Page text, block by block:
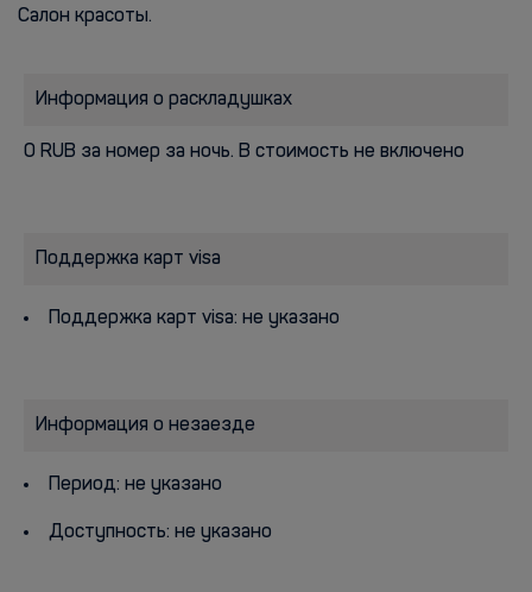
Салон красоты.
Информация о раскладушках
0 RUB за номер за ночь. В стоимость не включено
Поддержка карт visa
Поддержка карт visa: не указано
Информация о незаезде
Период: не указано
Доступность: не указано